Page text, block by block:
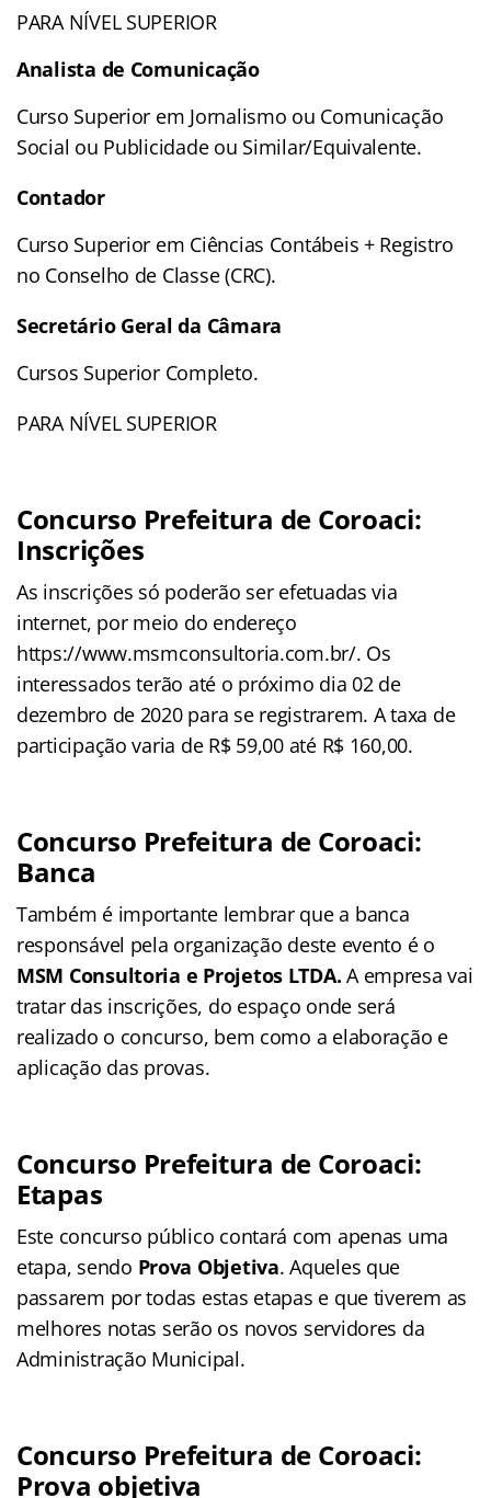
PARA NÍVEL SUPERIOR
Analista de Comunicação
Curso Superior em Jornalismo ou Comunicação
Social ou Publicidade ou Similar/Equivalente.
Contador
Curso Superior em Ciências Contábeis + Registro
no Conselho de Classe (CRC).
Secretário Geral da Câmara
Cursos Superior Completo.
PARA NÍVEL SUPERIOR
Concurso Prefeitura de Coroaci:
Inscrições
As inscrições só poderão ser efetuadas via
internet, por meio do endereço
https://www.msmconsultoria.com.br/. Os
interessados terão até o próximo dia 02 de
dezembro de 2020 para se registrarem. A taxa de
participação varia de R$ 59,00 até R$ 160,00.
Concurso Prefeitura de Coroaci:
Banca
Também é importante lembrar que a banca
responsável pela organização deste evento é o
MSM Consultoria e Projetos LTDA. A empresa vai
tratar das inscrições, do espaço onde será
realizado o concurso, bem como a elaboração e
aplicação das provas.
Concurso Prefeitura de Coroaci:
Etapas
Este concurso público contará com apenas uma
etapa, sendo Prova Objetiva. Aqueles que
passarem por todas estas etapas e que tiverem as
melhores notas serão os novos servidores da
Administração Municipal.
Concurso Prefeitura de Coroaci:
Prova objetiva